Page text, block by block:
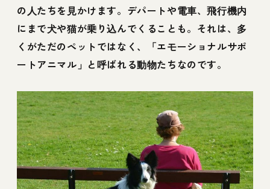
の人たちを見かけます。デパートや電車、飛行機内
にまで犬や猫が乗り込んでくることも。それは、多
くがただのペットではなく、「エモーショナルサポ
ートアニマル」と呼ばれる動物たちなのです。